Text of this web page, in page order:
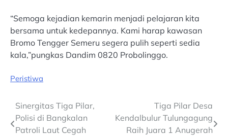
“Semoga kejadian kemarin menjadi pelajaran kita
bersama untuk kedepannya. Kami harap kawasan
Bromo Tengger Semeru segera pulih seperti sedia
kala,”pungkas Dandim 0820 Probolinggo.
Peristiwa
Post
navigation
Sinergitas Tiga Pilar,
Polisi di Bangkalan
Patroli Laut Cegah
Tiga Pilar Desa
Kendalbulur Tulungagung
Raih Juara 1 Anugerah